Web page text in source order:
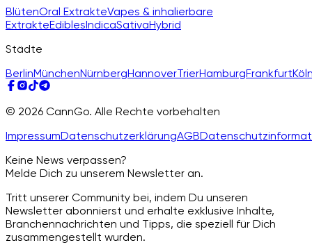
BlütenOral ExtrakteVapes & inhalierbare
ExtrakteEdiblesIndicaSativaHybrid
Städte
BerlinMünchenNürnbergHannoverTrierHamburgFrankfurt
© 2026 CannGo. Alle Rechte vorbehalten
ImpressumDatenschutzerklärungAGB
Keine News verpassen?
Melde Dich zu unserem Newsletter an.
Tritt unserer Community bei, indem Du unseren
Newsletter abonnierst und erhalte exklusive Inhalte,
Branchennachrichten und Tipps, die speziell für Dich
zusammengestellt wurden.